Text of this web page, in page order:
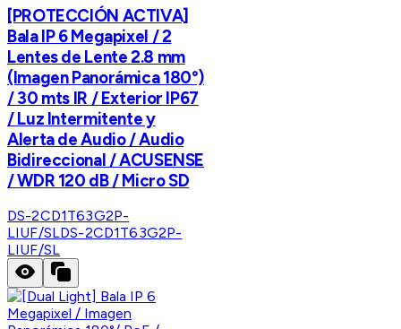
[PROTECCIÓN ACTIVA]
Bala IP 6 Megapixel / 2
Lentes de Lente 2.8 mm
(Imagen Panorámica 180°)
/ 30 mts IR / Exterior IP67
/ Luz Intermitente y
Alerta de Audio / Audio
Bidireccional / ACUSENSE
/ WDR 120 dB / Micro SD
DS-2CD1T63G2P-
LIUF/SLDS-2CD1T63G2P-
LIUF/SL